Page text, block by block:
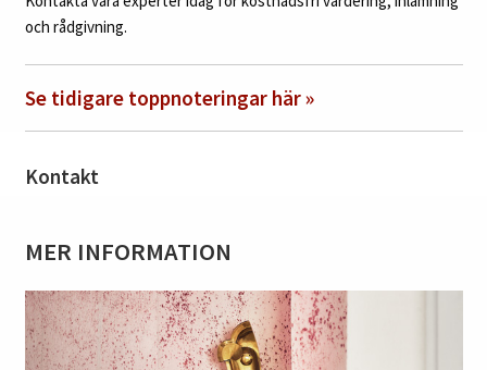
och rådgivning.
Se tidigare toppnoteringar här »
Kontakt
MER INFORMATION